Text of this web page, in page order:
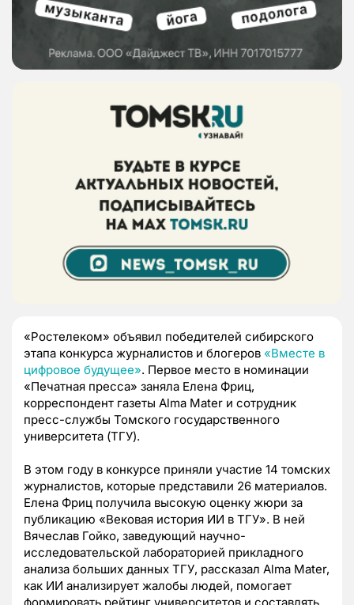
«Ростелеком» объявил победителей сибирского
этапа конкурса журналистов и блогеров «Вместе в
цифровое будущее». Первое место в номинации
«Печатная пресса» заняла Елена Фриц,
корреспондент газеты Alma Mater и сотрудник
пресс-службы Томского государственного
университета (ТГУ).
В этом году в конкурсе приняли участие 14 томских
журналистов, которые представили 26 материалов.
Елена Фриц получила высокую оценку жюри за
публикацию «Вековая история ИИ в ТГУ». В ней
Вячеслав Гойко, заведующий научно-
исследовательской лабораторией прикладного
анализа больших данных ТГУ, рассказал Alma Mater,
как ИИ анализирует жалобы людей, помогает